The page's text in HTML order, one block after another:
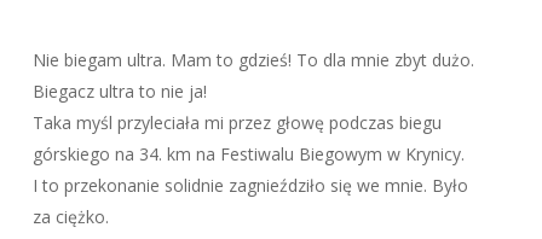
Nie biegam ultra. Mam to gdzieś! To dla mnie zbyt dużo.
Biegacz ultra to nie ja!
Taka myśl przyleciała mi przez głowę podczas biegu
górskiego na 34. km na Festiwalu Biegowym w Krynicy.
I to przekonanie solidnie zagnieździło się we mnie. Było
za ciężko.